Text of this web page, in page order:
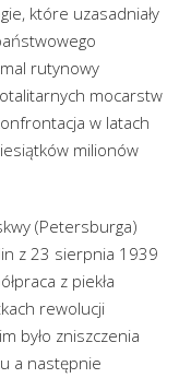
które uzasadniały
rutynowy
mocarstw
w latach
milionów
(Petersburga)
z 23 sierpnia 1939
z piekła
rewolucji
było zniszczenia
a następnie